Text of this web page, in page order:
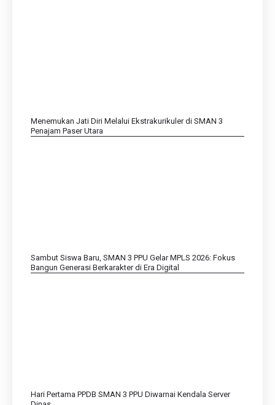
Menemukan Jati Diri Melalui Ekstrakurikuler di SMAN 3
Penajam Paser Utara
Sambut Siswa Baru, SMAN 3 PPU Gelar MPLS 2026: Fokus
Bangun Generasi Berkarakter di Era Digital
Hari Pertama PPDB SMAN 3 PPU Diwarnai Kendala Server